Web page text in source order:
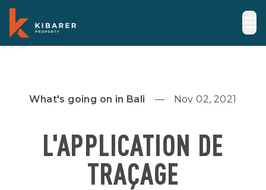
What's going on in Bali Nov 02, 2021
L'APPLICATION DE
TRAÇAGE